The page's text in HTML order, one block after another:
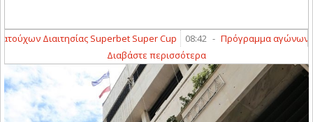
Διαιτησίας Superbet Super Cup 08:42 - Πρόγραμμα αγώνων 1ης
Διαβάστε περισσότερα